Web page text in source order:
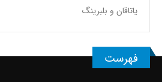
یاتاقان و بلبرینگ
فهرست